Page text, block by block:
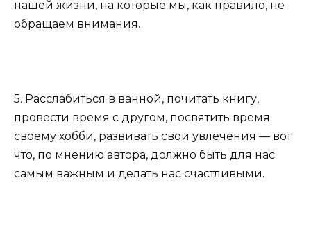
нашей жизни, на которые мы, как правило, не
обращаем внимания.
5. Расслабиться в ванной, почитать книгу,
провести время с другом, посвятить время
своему хобби, развивать свои ​​увлечения — вот
что, по мнению автора, должно быть для нас
самым важным и делать нас счастливыми.